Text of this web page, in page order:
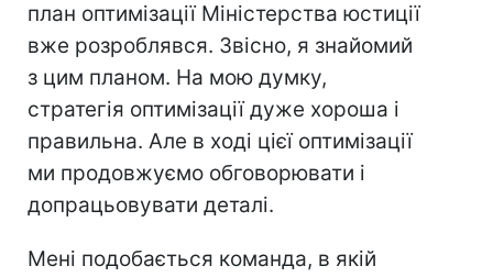
план оптимізації Міністерства юстиції
вже розроблявся. Звісно, я знайомий
з цим планом. На мою думку,
стратегія оптимізації дуже хороша і
правильна. Але в ході цієї оптимізації
ми продовжуємо обговорювати і
допрацьовувати деталі.
Мені подобається команда, в якій